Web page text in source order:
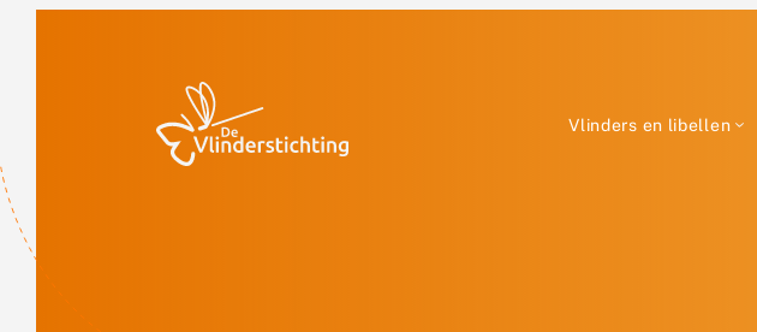
Vlinders en libellen